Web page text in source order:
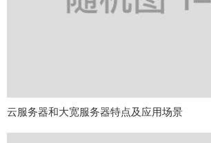
云服务器和大宽服务器特点及应用场景